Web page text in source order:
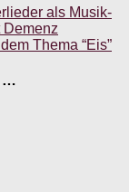
als Musik-
Demenz
Thema “Eis”
…